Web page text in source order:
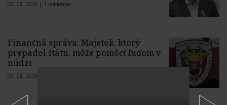
06. 08. 2026 | 1 komentár
Finančná správa: Majetok, ktorý
prepadol štátu, môže pomôcť ľuďom v
núdzi
06. 08. 2026 |